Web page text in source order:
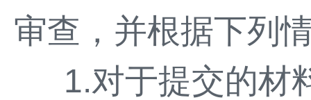
审查，并根据下列
1.对于提交的材